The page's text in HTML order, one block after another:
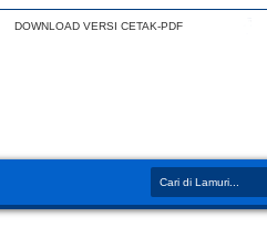
DOWNLOAD VERSI CETAK-PDF